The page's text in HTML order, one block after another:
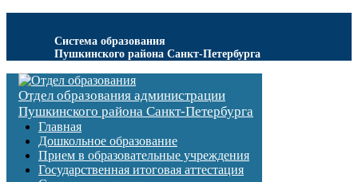
Система образования
Пушкинского района Санкт-Петербурга
Отдел образования администрации
Пушкинского района Санкт-Петербурга
Главная
Дошкольное образование
Прием в образовательные учреждения
Государственная итоговая аттестация